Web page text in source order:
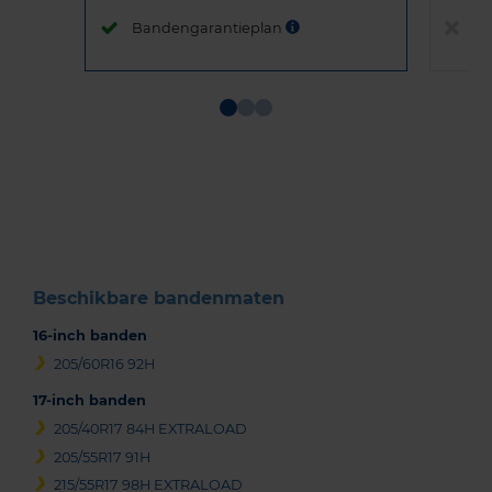
Bandengarantieplan
Beschikbare bandenmaten
16-inch banden
205/60R16 92H
17-inch banden
205/40R17 84H EXTRALOAD
205/55R17 91H
215/55R17 98H EXTRALOAD